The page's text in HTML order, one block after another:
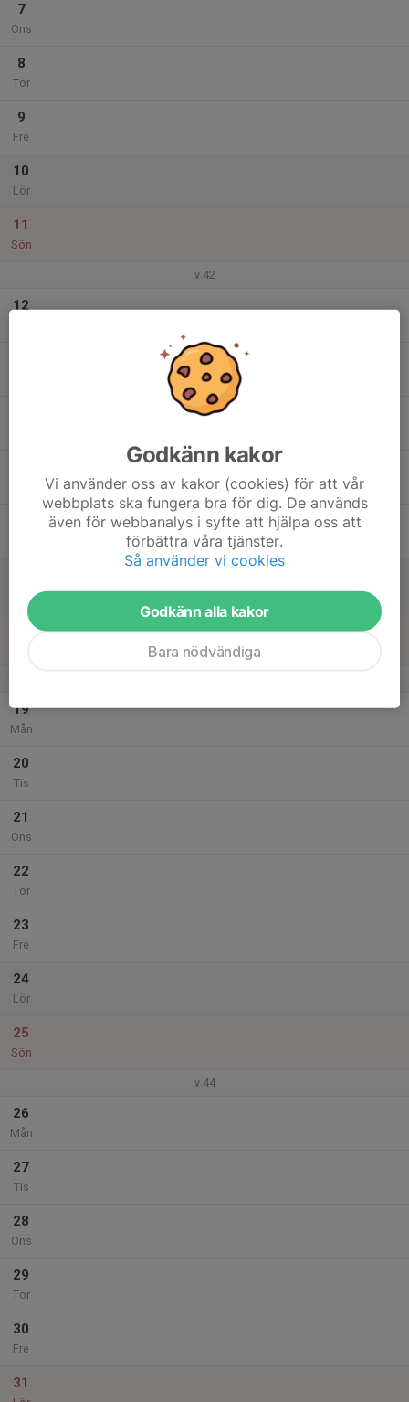
7
Ons
8
Tor
9
Fre
10
Lör
11
Sön
v.42
12
19
Mån
20
Tis
21
Ons
22
Tor
23
Fre
24
Lör
25
Sön
v.44
26
Mån
27
Tis
28
Ons
29
Tor
30
Fre
31
Godkänn kakor
Vi använder oss av kakor (cookies) för att vår
webbplats ska fungera bra för dig. De används
även för webbanalys i syfte att hjälpa oss att
förbättra våra tjänster.
Så använder vi cookies
Godkänn alla kakor
Bara nödvändiga